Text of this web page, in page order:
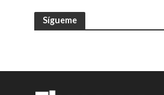
Sígueme